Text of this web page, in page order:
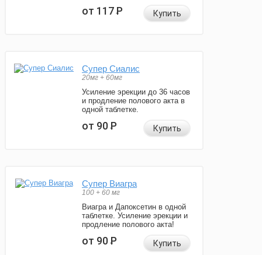
от 117Р Купить
Супер Сиалис
20мг + 60мг
Усиление эрекции до 36 часов
и продление полового акта в
одной таблетке.
от 90Р Купить
Супер Виагра
100 + 60 мг
Виагра и Дапоксетин в одной
таблетке. Усиление эрекции и
продление полового акта!
от 90Р Купить